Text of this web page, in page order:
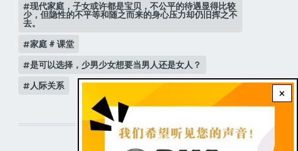
×
现代家庭，子女或许都是宝贝，不公平的待遇显得比较
少，但隐性的不平等和随之而来的身心压力却仍旧挥之不
去。
家庭 # 课堂
是可以选择，少男少女想要当男人还是女人？
人际关系
STAY CONNECTED WITH US!